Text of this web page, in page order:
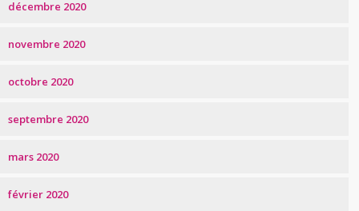
décembre 2020
novembre 2020
octobre 2020
septembre 2020
mars 2020
février 2020